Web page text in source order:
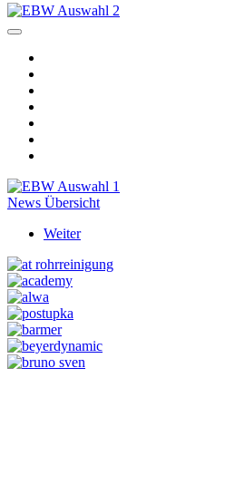
News Übersicht
Weiter